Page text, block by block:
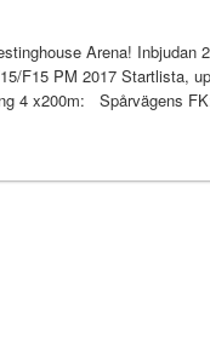
Arena! Inbjudan
F15 PM 2017 Startlista,
4 x200m: Spårvägens